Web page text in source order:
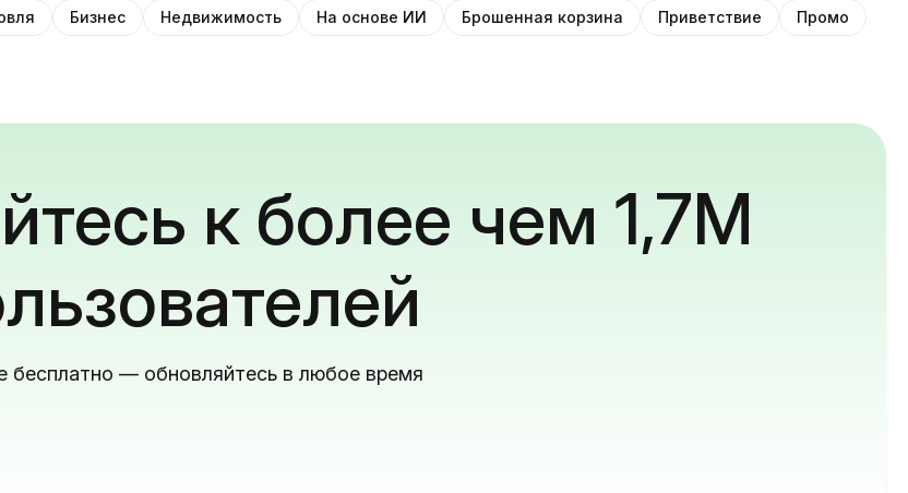
Бизнес Недвижимость На основе ИИ Брошенная корзина Приветствие Промо
к более чем 1,7M
бесплатно — обновляйтесь в любое время